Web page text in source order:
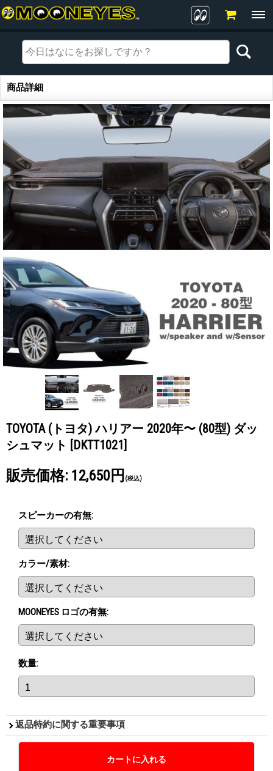
商品詳細
商品詳細
TOYOTA (トヨタ) ハリアー 2020年〜 (80型) ダッ
シュマット [DKTT1021]
販売価格: 12,650円 (税込)
スピーカーの有無:
カラー/素材:
MOONEYES ロゴの有無:
数量:
返品特約に関する重要事項